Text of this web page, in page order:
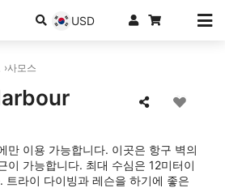
USD
사모스
만 이용 가능합니다. 이곳은 항구 벽의
이 가능합니다. 최대 수심은 12미터이
트라이 다이빙과 레슨을 하기에 좋은